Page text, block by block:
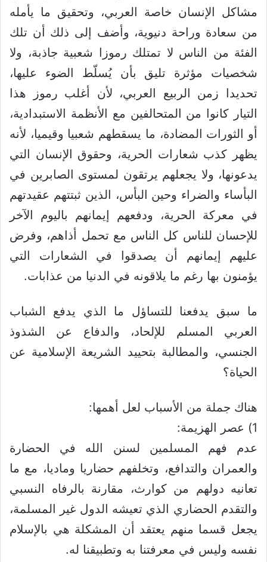
مشاكل الإنسان خاصة العربي، وتحقيق ما يأمله
من سعادة وراحة دنيوية، وأضف إلى ذلك أن تلك
الفئة من الناس لا تمتلك رموزا شعبية جاذبة، ولا
شخصيات مؤثرة تليق بأن يُسلّط الضوء عليها،
تحديدا زمن الربيع العربي، لأن أغلب رموز هذا
التيار كانوا من المتحالفين مع الأنظمة الاستبدادية،
أو الثورات المضادة، ما يسقطهم شعبيا وقيميا، لأنه
يظهر كذب شعارات الحرية، وحقوق الإنسان التي
يدعونها، ولا يجعلهم يرتقون لمستوى الصابرين في
البأساء والضراء وحين البأس، الذين ثبتتهم عقيدتهم
في معركة الحرية، ودفعهم إيمانهم باليوم الآخر
للإحسان للناس كل الناس مع تحمل أذاهم، وفرض
عليهم إيمانهم أن يصدقوا في الشعارات التي
يؤمنون بها رغم ما يلاقونه في الدنيا من عذابات.
ما سبق يدفعنا للتساؤل ما الذي يدفع الشباب
العربي المسلم للإلحاد، والدفاع عن الشذوذ
الجنسي، والمطالبة بتحييد الشريعة الإسلامية عن
الحياة؟
هناك جملة من الأسباب لعل أهمها:
1) عصر الهزيمة:
عدم فهم المسلمين لسنن الله في الحضارة
والعمران والتدافع، وتخلفهم حضاريا وماديا، مع ما
تعانيه دولهم من كوارث، مقارنة بالرفاه النسبي
والتقدم الحضاري الذي تعيشه الدول غير المسلمة،
يجعل قسما منهم يعتقد أن المشكلة هي بالإسلام
نفسه وليس في معرفتنا به وتطبيقنا له.